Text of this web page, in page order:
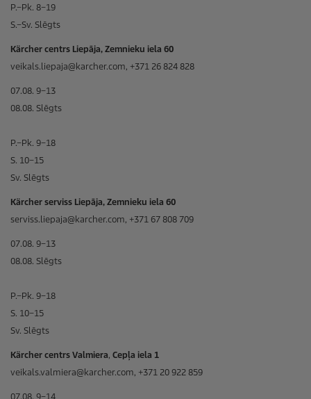
P.–Pk. 8–19
S.–Sv. Slēgts
Kärcher centrs Liepāja, Zemnieku iela 60
veikals.liepaja@karcher.com, +371 26 824 828
07.08. 9–13
08.08. Slēgts
P.–Pk. 9–18
S. 10–15
Sv. Slēgts
Kärcher serviss Liepāja, Zemnieku iela 60
serviss.liepaja@karcher.com, +371 67 808 709
07.08. 9–13
08.08. Slēgts
P.–Pk. 9–18
S. 10–15
Sv. Slēgts
Kärcher centrs Valmiera, Cepļa iela 1
veikals.valmiera@karcher.com, +371 20 922 859
07.08. 9–14